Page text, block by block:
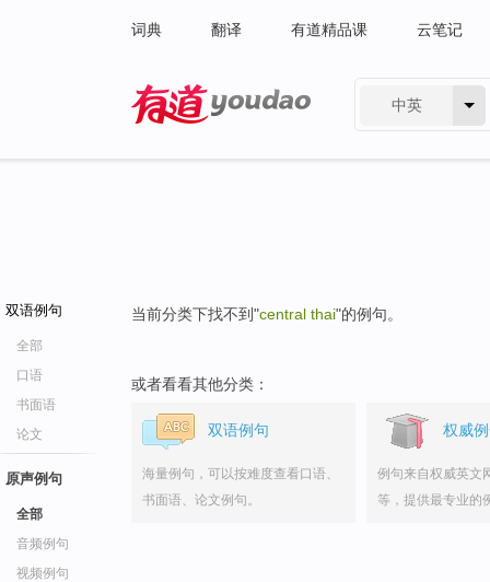
词典 翻译 有道精品课 云笔记
中英
双语例句
全部
口语
书面语
论文
原声例句
全部
音频例句
视频例句
当前分类下找不到"central thai"的例句。
或者看看其他分类：
双语例句
海量例句，可以按难度查看口语、
书面语、论文例句。
权威
例句来自权威英文
等，提供最专业的